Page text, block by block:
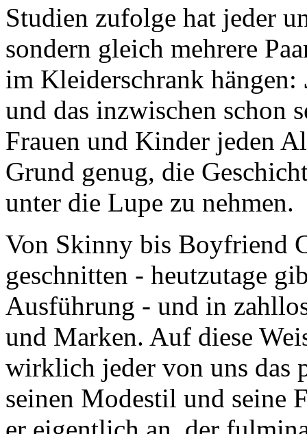
Studien zufolge hat jeder
sondern gleich mehrere
im Kleiderschrank hängen:
und das inzwischen schon
Frauen und Kinder jeden
Grund genug, die
unter die Lupe zu nehmen.
Von Skinny bis Boyfriend
geschnitten - heutzutage
Ausführung - und in
und Marken. Auf diese
wirklich jeder von uns das
seinen Modestil und seine